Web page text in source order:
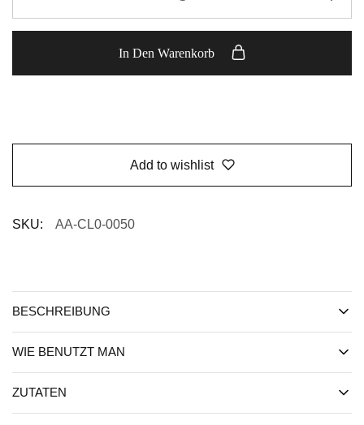
In Den Warenkorb
Add to wishlist
SKU: AA-CL0-0050
BESCHREIBUNG
WIE BENUTZT MAN
ZUTATEN